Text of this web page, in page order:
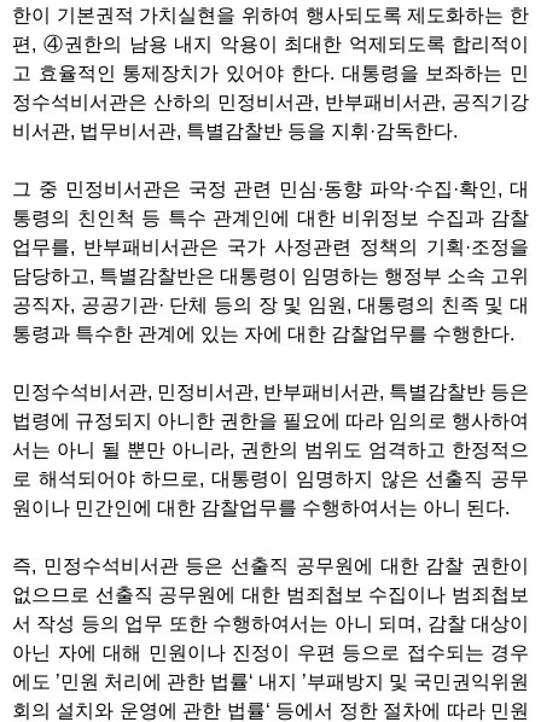
한이 기본권적 가치실현을 위하여 행사되도록 제도화하는 한
편, ④권한의 남용 내지 악용이 최대한 억제되도록 합리적이
고 효율적인 통제장치가 있어야 한다. 대통령을 보좌하는 민
정수석비서관은 산하의 민정비서관, 반부패비서관, 공직기강
비서관, 법무비서관, 특별감찰반 등을 지휘·감독한다.
그 중 민정비서관은 국정 관련 민심·동향 파악·수집·확인, 대
통령의 친인척 등 특수 관계인에 대한 비위정보 수집과 감찰
업무를, 반부패비서관은 국가 사정관련 정책의 기획·조정을
담당하고, 특별감찰반은 대통령이 임명하는 행정부 소속 고위
공직자, 공공기관· 단체 등의 장 및 임원, 대통령의 친족 및 대
통령과 특수한 관계에 있는 자에 대한 감찰업무를 수행한다.
민정수석비서관, 민정비서관, 반부패비서관, 특별감찰반 등은
법령에 규정되지 아니한 권한을 필요에 따라 임의로 행사하여
서는 아니 될 뿐만 아니라, 권한의 범위도 엄격하고 한정적으
로 해석되어야 하므로, 대통령이 임명하지 않은 선출직 공무
원이나 민간인에 대한 감찰업무를 수행하여서는 아니 된다.
즉, 민정수석비서관 등은 선출직 공무원에 대한 감찰 권한이
없으므로 선출직 공무원에 대한 범죄첩보 수집이나 범죄첩보
서 작성 등의 업무 또한 수행하여서는 아니 되며, 감찰 대상이
아닌 자에 대해 민원이나 진정이 우편 등으로 접수되는 경우
에도 ’민원 처리에 관한 법률‘ 내지 ’부패방지 및 국민권익위원
회의 설치와 운영에 관한 법률‘ 등에서 정한 절차에 따라 민원